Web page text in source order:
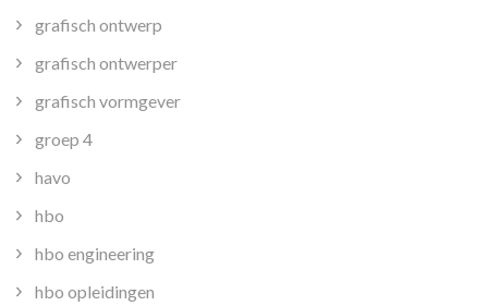
grafisch ontwerp
grafisch ontwerper
grafisch vormgever
groep 4
havo
hbo
hbo engineering
hbo opleidingen